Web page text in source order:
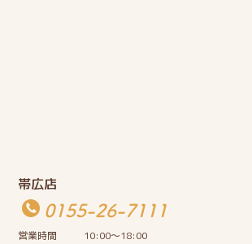
帯広店
0155-26-7111
営業時間
10:00〜18:00